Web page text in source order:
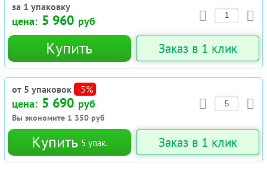
за 1 упаковку
цена: 5 960 руб
Купить Заказ в 1 клик
от 5 упаковок -5%
цена: 5 690 руб
Вы экономите 1 350 руб
Купить 5 упак. Заказ в 1 клик